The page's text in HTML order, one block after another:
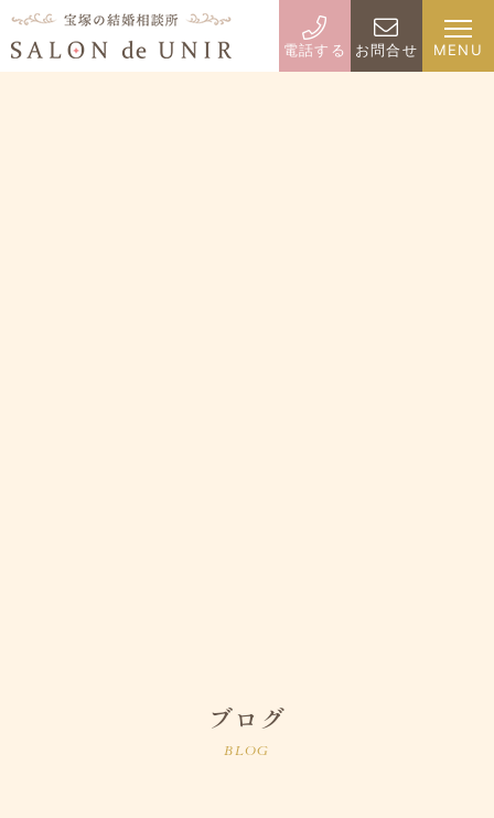
電話する お問合せ
ブログ
BLOG